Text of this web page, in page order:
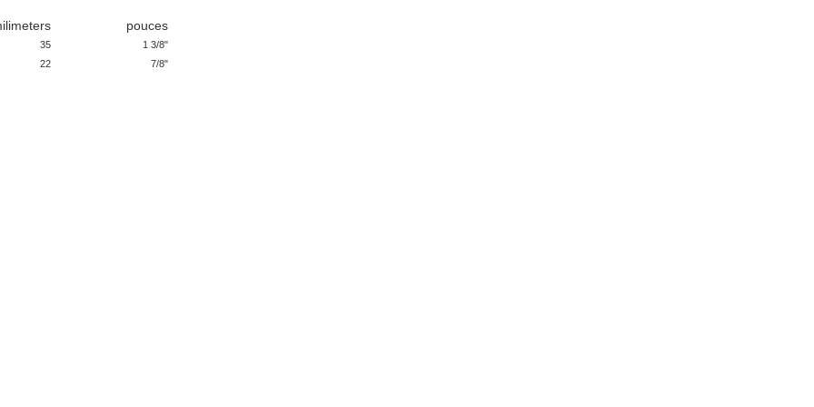
pouces
35
1 3/8"
22
7/8"